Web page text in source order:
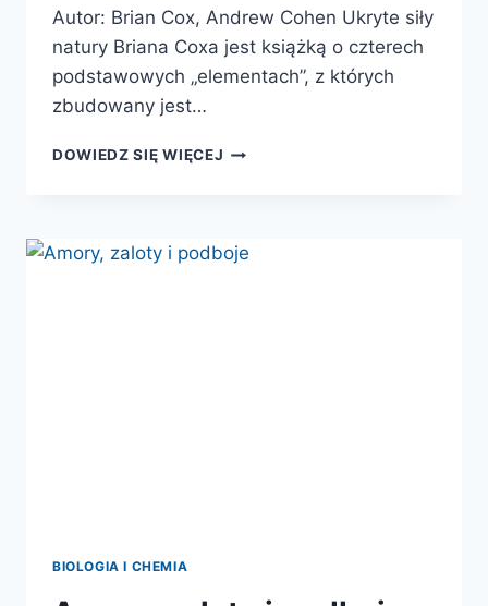
Autor: Brian Cox, Andrew Cohen Ukryte siły
natury Briana Coxa jest książką o czterech
podstawowych „elementach”, z których
zbudowany jest…
DOWIEDZ SIĘ WIĘCEJ UKRYTE
BIOLOGIA I CHEMIA